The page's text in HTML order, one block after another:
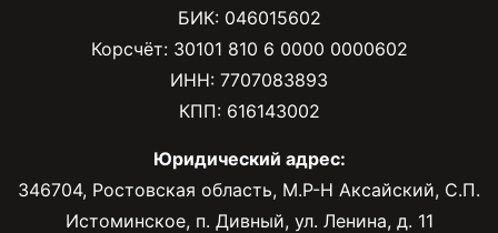
БИК: 046015602
Корсчёт: 30101 810 6 0000 0000602
ИНН: 7707083893
КПП: 616143002
Юридический адрес:
346704, Ростовская область, М.Р-Н Аксайский, С.П.
Истоминское, п. Дивный, ул. Ленина, д. 11